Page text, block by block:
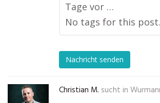
Tage vor …
No tags for this post.
Nachricht senden
Christian M. sucht in